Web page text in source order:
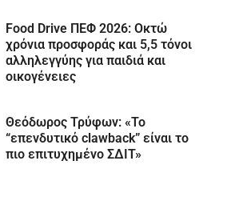
Food Drive ΠΕΦ 2026: Οκτώ
χρόνια προσφοράς και 5,5 τόνοι
αλληλεγγύης για παιδιά και
οικογένειες
Θεόδωρος Τρύφων: «Το
“επενδυτικό clawback” είναι το
πιο επιτυχημένο ΣΔΙΤ»